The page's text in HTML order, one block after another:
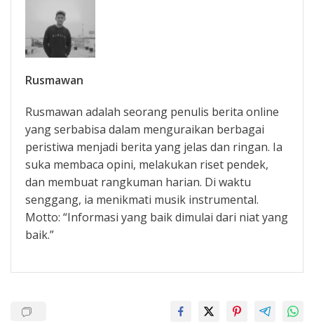
Rusmawan
Rusmawan adalah seorang penulis berita online
yang serbabisa dalam menguraikan berbagai
peristiwa menjadi berita yang jelas dan ringan. Ia
suka membaca opini, melakukan riset pendek,
dan membuat rangkuman harian. Di waktu
senggang, ia menikmati musik instrumental.
Motto: “Informasi yang baik dimulai dari niat yang
baik.”